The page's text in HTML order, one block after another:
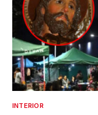
INTERIOR